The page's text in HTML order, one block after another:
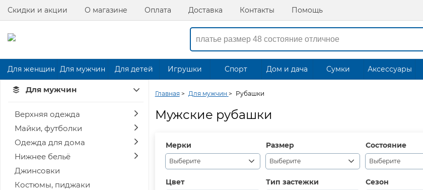
Скидки и акции О магазине Оплата Доставка Контакты Помощь
Для женщин Для мужчин Для детей Игрушки Спорт Дом и дача Сумки Аксессуары
Для мужчин
Верхняя одежда
Майки, футболки
Одежда для дома
Нижнее бельё
Джинсовки
Костюмы, пиджаки
Главная > Для мужчин > Рубашки
Мужские рубашки
Мерки
Выберите
Размер
Выберите
Состояние
Выберите
Цвет Тип застежки Сезон